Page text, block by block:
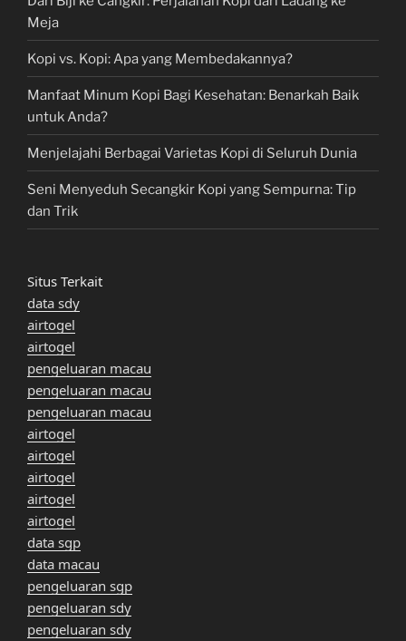
Meja
Kopi vs. Kopi: Apa yang Membedakannya?
Manfaat Minum Kopi Bagi Kesehatan: Benarkah Baik
untuk Anda?
Menjelajahi Berbagai Varietas Kopi di Seluruh Dunia
Seni Menyeduh Secangkir Kopi yang Sempurna: Tip
dan Trik
Situs Terkait
data sdy
airtogel
airtogel
pengeluaran macau
pengeluaran macau
pengeluaran macau
airtogel
airtogel
airtogel
airtogel
airtogel
data sgp
data macau
pengeluaran sgp
pengeluaran sdy
pengeluaran sdy